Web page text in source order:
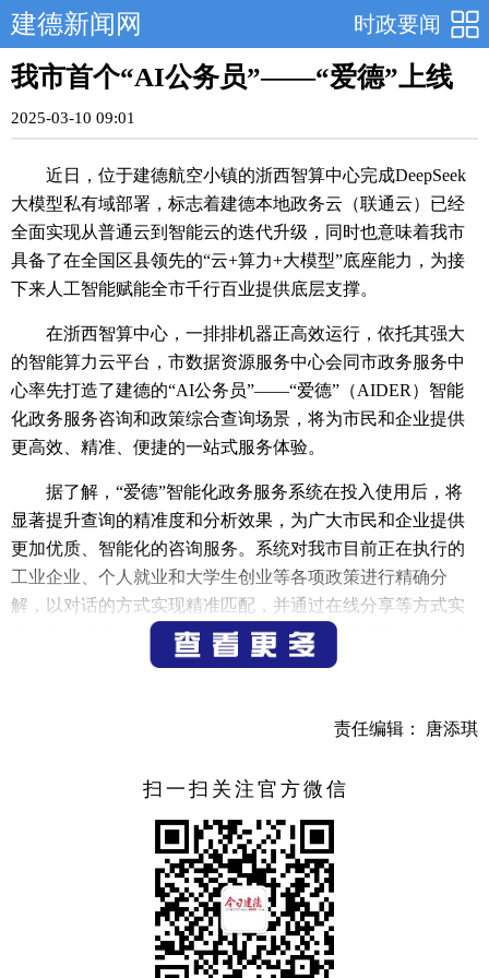
时政要闻
建德新闻网
我市首个“AI公务员”——“爱德”上线
2025-03-10 09:01
近日，位于建德航空小镇的浙西智算中心完成DeepSeek
大模型私有域部署，标志着建德本地政务云（联通云）已经
全面实现从普通云到智能云的迭代升级，同时也意味着我市
具备了在全国区县领先的“云+算力+大模型”底座能力，为接
下来人工智能赋能全市千行百业提供底层支撑。
在浙西智算中心，一排排机器正高效运行，依托其强大
的智能算力云平台，市数据资源服务中心会同市政务服务中
心率先打造了建德的“AI公务员”——“爱德”（AIDER）智能
化政务服务咨询和政策综合查询场景，将为市民和企业提供
更高效、精准、便捷的一站式服务体验。
据了解，“爱德”智能化政务服务系统在投入使用后，将
显著提升查询的精准度和分析效果，为广大市民和企业提供
更加优质、智能化的咨询服务。系统对我市目前正在执行的
工业企业、个人就业和大学生创业等各项政策进行精确分
解，以对话的方式实现精准匹配，并通过在线分享等方式实
现对用户的精准推送。后期将对扶持政策和对涵盖的行业进
行动态更新和扩容，助力个人创业加油抢跑、企业加速前
市数据资源服务中心相关负责人表示，经过前期的招
3500万元，主要建成了本地的政务云，加上算力的汲取，人
工智能的硬件条件已经具备。今年春节之后，迅速行动部署
了DeepSeek大模型，形成了“云+算力+大模型”，为人工智能
的应用打下了坚实的底座基础。目前正着力打造政务服务的
AI应用场景，市民群众和企业可通过建德益企服微信小程
序、浙江政务服务网建德专区企业服务板块首页等平台向“爱
德”进行咨询。下一步，将继续加大技术资源的投入，以人工
责任编辑： 唐添琪
扫一扫关注官方微信